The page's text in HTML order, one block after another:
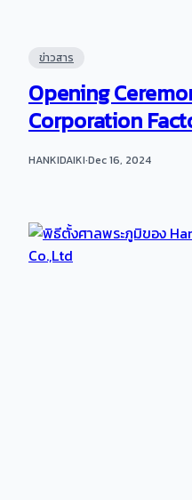
ข่าวสาร
Opening
Corporation
HANKIDAIKI·Dec 16, 2024